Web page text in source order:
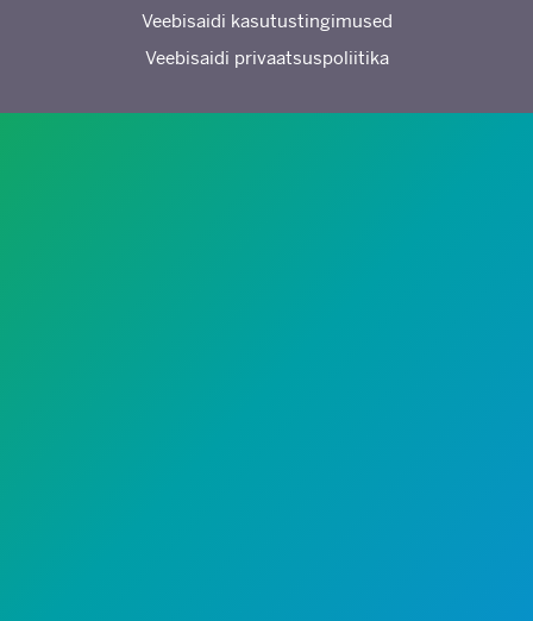
Veebisaidi kasutustingimused
Veebisaidi privaatsuspoliitika